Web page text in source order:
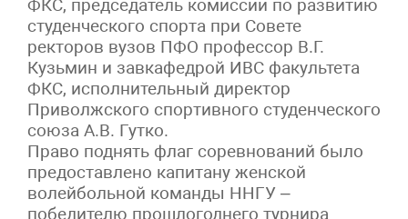
ФКС, председатель комиссии по развитию
студенческого спорта при Совете
ректоров вузов ПФО профессор В.Г.
Кузьмин и завкафедрой ИВС факультета
ФКС, исполнительный директор
Приволжского спортивного студенческого
союза А.В. Гутко.
Право поднять флаг соревнований было
предоставлено капитану женской
волейбольной команды ННГУ –
победителю прошлогоднего турнира